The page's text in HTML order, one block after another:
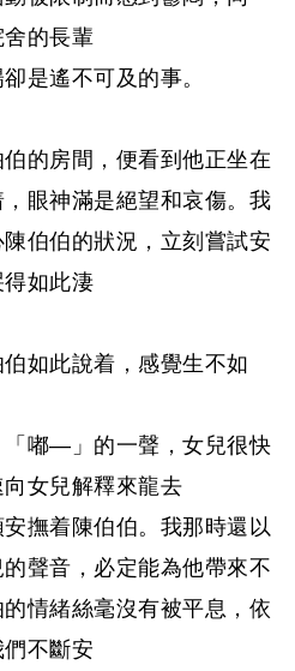
的長輩
是遙不可及的事。
的房間，便看到他正坐在
眼神滿是絕望和哀傷。我
伯伯的狀況，立刻嘗試安
如此淒
伯如此說着，感覺生不如
「嘟—」的一聲，女兒很快
女兒解釋來龍去
撫着陳伯伯。我那時還以
聲音，必定能為他帶來不
情緒絲毫沒有被平息，依
不斷安